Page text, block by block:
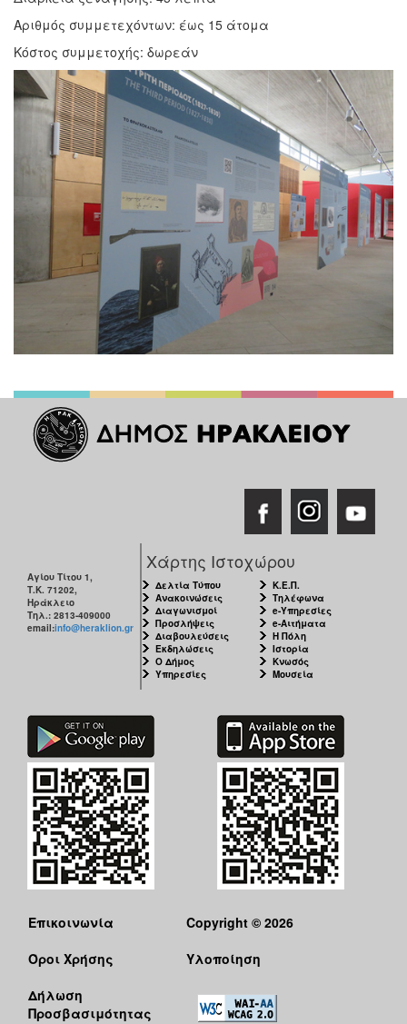
Αριθμός συμμετεχόντων: έως 15 άτομα
Κόστος συμμετοχής: δωρεάν
Αγίου Τίτου 1,
Τ.Κ. 71202,
Ηράκλειο
Τηλ.: 2813-409000
email:info@heraklion.gr
Χάρτης Ιστοχώρου
Δελτία Τύπου
Ανακοινώσεις
Διαγωνισμοί
Προσλήψεις
Διαβουλεύσεις
Εκδηλώσεις
Ο Δήμος
Υπηρεσίες
Κ.Ε.Π.
Τηλέφωνα
e-Υπηρεσίες
e-Αιτήματα
Η Πόλη
Ιστορία
Κνωσός
Μουσεία
Επικοινωνία
Όροι Χρήσης
Δήλωση
Προσβασιμότητας
Copyright © 2026
Υλοποίηση